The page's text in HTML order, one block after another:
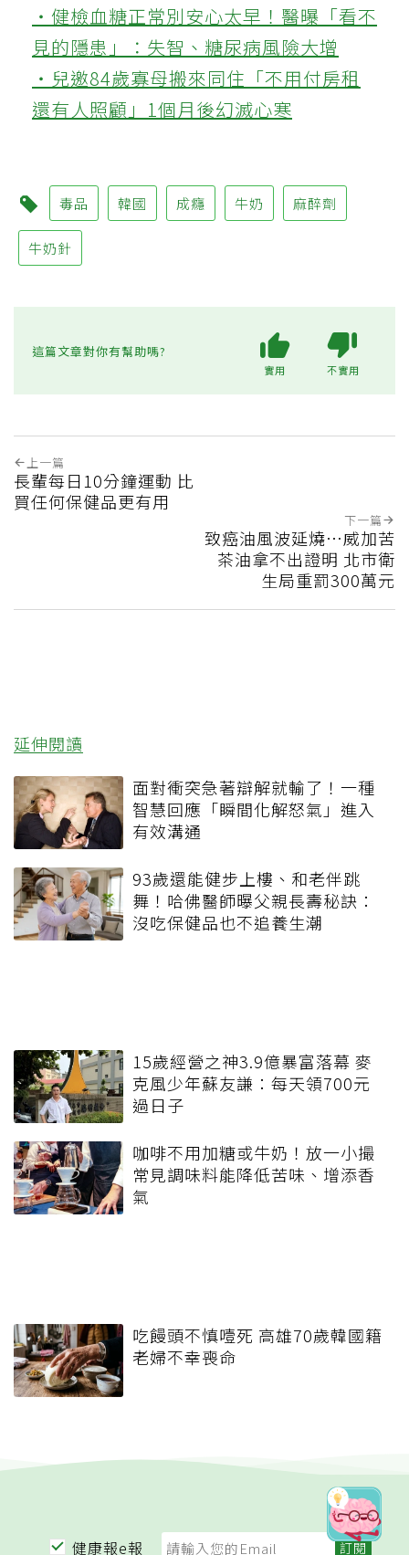
‧健檢血糖正常別安心太早！醫曝「看不
見的隱患」：失智、糖尿病風險大增
‧兒邀84歲寡母搬來同住「不用付房租
還有人照顧」1個月後幻滅心寒
毒品 韓國 成癮 牛奶 麻醉劑
牛奶針
這篇文章對你有幫助嗎?
實用 不實用
上一篇
長輩每日10分鐘運動 比
買任何保健品更有用
下一篇
致癌油風波延燒…威加苦
茶油拿不出證明 北市衛
生局重罰300萬元
延伸閱讀
面對衝突急著辯解就輸了！一種
智慧回應「瞬間化解怒氣」進入
有效溝通
93歲還能健步上樓、和老伴跳
舞！哈佛醫師曝父親長壽秘訣：
沒吃保健品也不追養生潮
15歲經營之神3.9億暴富落幕 麥
克風少年蘇友謙：每天領700元
過日子
咖啡不用加糖或牛奶！放一小撮
常見調味料能降低苦味、增添香
氣
吃饅頭不慎噎死 高雄70歲韓國籍
老婦不幸喪命
健康報e報